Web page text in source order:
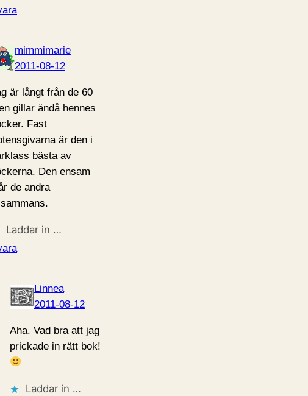
mimmimarie
2011-08-12
är långt från de 60
gillar ändå hennes
Fast
är den i
bästa av
Den ensam
de andra
Laddar in …
Linnea
2011-08-12
Aha. Vad bra att jag
prickade in rätt bok!
Laddar in …